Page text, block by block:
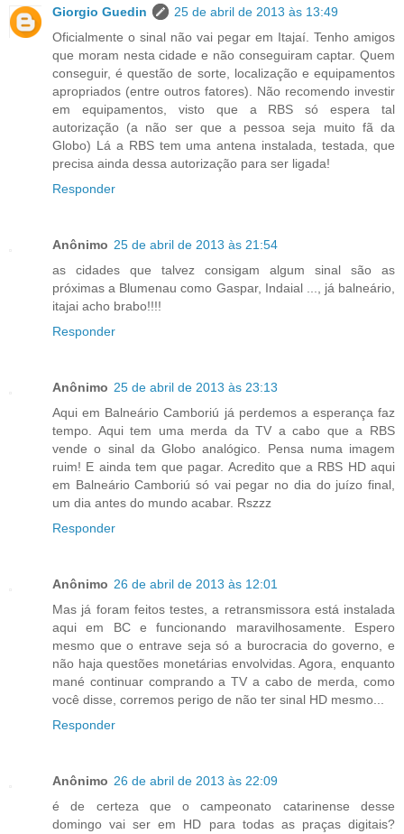
Giorgio Guedin
25 de abril de 2013 às 13:49
Oficialmente o sinal não vai pegar em Itajaí. Tenho amigos
que moram nesta cidade e não conseguiram captar. Quem
conseguir, é questão de sorte, localização e equipamentos
apropriados (entre outros fatores). Não recomendo investir
em equipamentos, visto que a RBS só espera tal
autorização (a não ser que a pessoa seja muito fã da
Globo) Lá a RBS tem uma antena instalada, testada, que
precisa ainda dessa autorização para ser ligada!
Responder
Anônimo 25 de abril de 2013 às 21:54
as cidades que talvez consigam algum sinal são as
próximas a Blumenau como Gaspar, Indaial ..., já balneário,
itajai acho brabo!!!!
Responder
Anônimo 25 de abril de 2013 às 23:13
Aqui em Balneário Camboriú já perdemos a esperança faz
tempo. Aqui tem uma merda da TV a cabo que a RBS
vende o sinal da Globo analógico. Pensa numa imagem
ruim! E ainda tem que pagar. Acredito que a RBS HD aqui
em Balneário Camboriú só vai pegar no dia do juízo final,
um dia antes do mundo acabar. Rszzz
Responder
Anônimo 26 de abril de 2013 às 12:01
Mas já foram feitos testes, a retransmissora está instalada
aqui em BC e funcionando maravilhosamente. Espero
mesmo que o entrave seja só a burocracia do governo, e
não haja questões monetárias envolvidas. Agora, enquanto
mané continuar comprando a TV a cabo de merda, como
você disse, corremos perigo de não ter sinal HD mesmo...
Responder
Anônimo 26 de abril de 2013 às 22:09
é de certeza que o campeonato catarinense desse
domingo vai ser em HD para todas as praças digitais?